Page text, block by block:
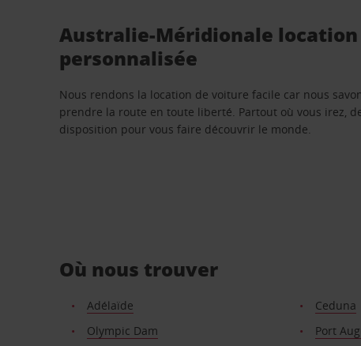
Australie-Méridionale
personnalisée
Nous rendons la location de voiture facile car nous
prendre la route en toute liberté. Partout où vous irez,
disposition pour vous faire découvrir le monde.
Où nous trouver
Adélaïde Ceduna
Olympic Dam
Port